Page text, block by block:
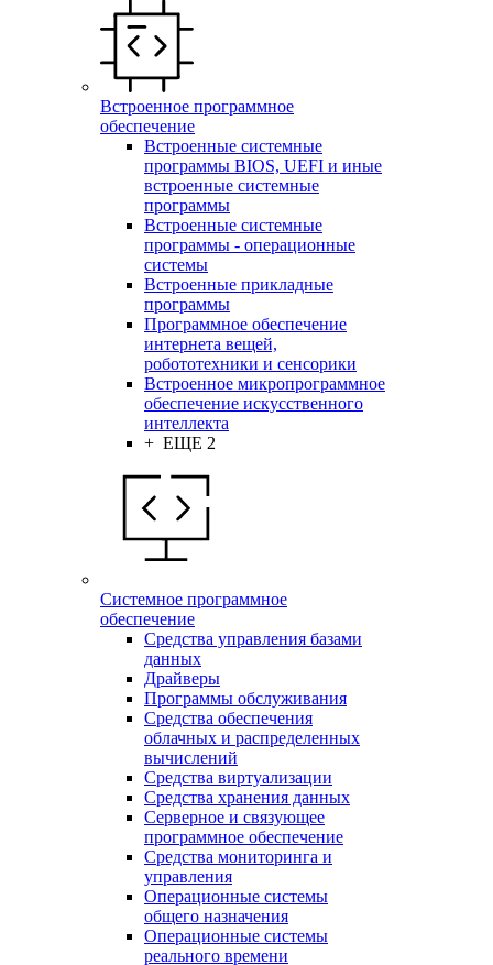
Встроенное программное
обеспечение
Встроенные системные
программы BIOS, UEFI и иные
встроенные системные
программы
Встроенные системные
программы - операционные
системы
Встроенные прикладные
программы
Программное обеспечение
интернета вещей,
робототехники и сенсорики
Встроенное микропрограммное
обеспечение искусственного
интеллекта
+ ЕЩЕ 2
Системное программное
обеспечение
Средства управления базами
данных
Драйверы
Программы обслуживания
Средства обеспечения
облачных и распределенных
вычислений
Средства виртуализации
Средства хранения данных
Серверное и связующее
программное обеспечение
Средства мониторинга и
управления
Операционные системы
общего назначения
Операционные системы
реального времени